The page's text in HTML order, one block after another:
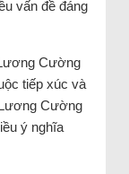
vấn đề đáng
Cường
tiếp xúc và
Cường
ý nghĩa